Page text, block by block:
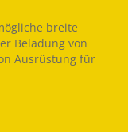
breite
Beladung von
Ausrüstung für